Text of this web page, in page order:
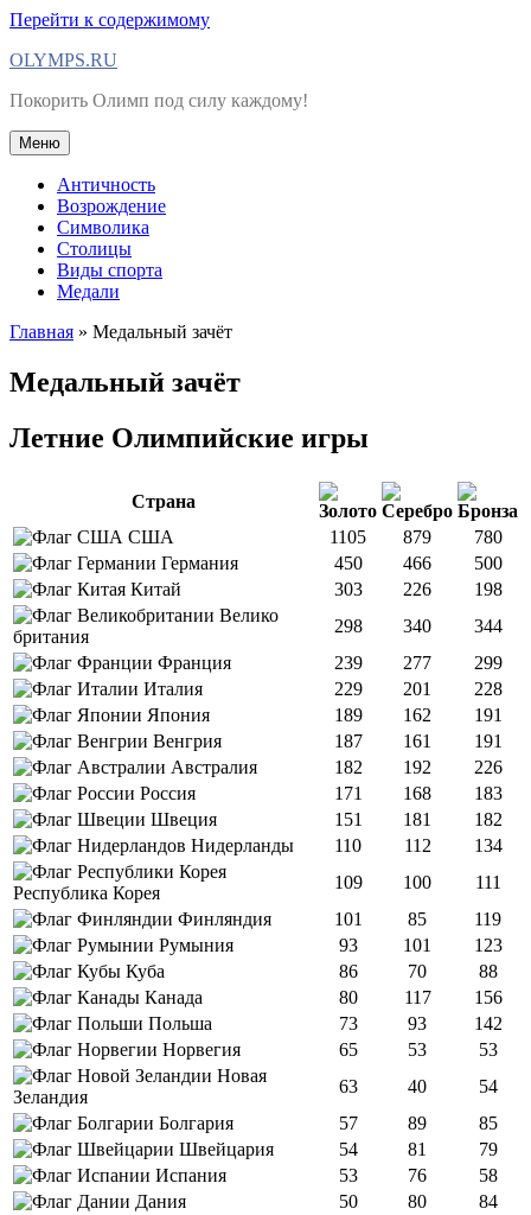
Перейти к содержимому
OLYMPS.RU
Покорить Олимп под силу каждому!
Меню
Античность
Возрождение
Символика
Столицы
Виды спорта
Медали
Главная » Медальный зачёт
Медальный зачёт
Летние Олимпийские игры
Страна
США
1105 879
780
Германия
450 466
500
Китай
303 226
198
Велико
британия
298 340
344
Франция
239 277
299
Италия
229 201
228
Япония
189 162
191
Венгрия
187 161
191
Австралия
182 192
226
Россия
171 168
183
Швеция
151 181
182
Нидерланды
110 112 134
Республика Корея
109 100
111
Финляндия
101 85
119
Румыния
93 101
123
Куба
86 70
88
Канада
80 117
156
Польша
73 93
142
Норвегия
65 53
53
Новая
Зеландия
63 40
54
Болгария
57 89
85
Швейцария
54 81
79
Испания
53 76
58
Дания
50 80
84